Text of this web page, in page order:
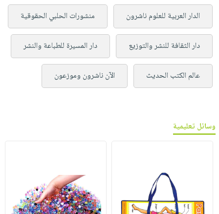
الدار العربية للعلوم ناشرون منشورات الحلبي الحقوقية
دار الثقافة للنشر والتوزيع دار المسيرة للطباعة والنشر
عالم الكتب الحديث الآن ناشرون وموزعون
وسائل تعليمية